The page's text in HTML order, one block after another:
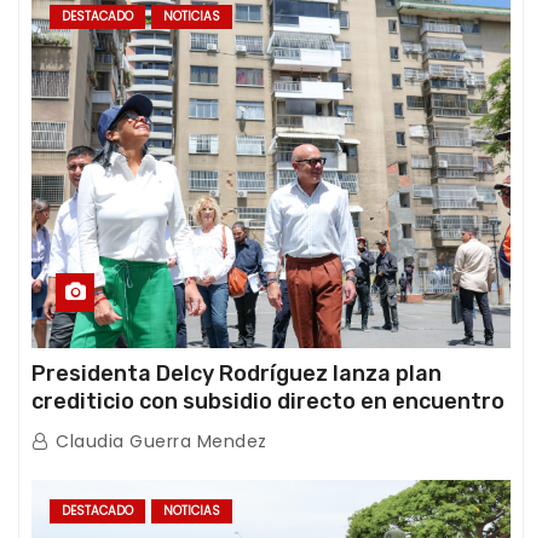
DESTACADO NOTICIAS
Presidenta Delcy Rodríguez lanza plan
crediticio con subsidio directo en encuentro
con Juntas de Condominio
Claudia Guerra Mendez
DESTACADO NOTICIAS